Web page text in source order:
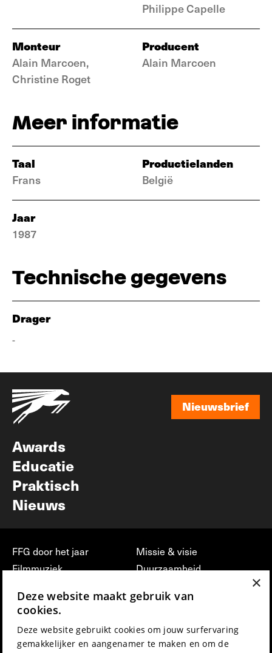
Philippe Capelle
Monteur
Alain Marcoen,
Christine Roget
Producent
Alain Marcoen
Meer informatie
Taal
Frans
Productielanden
België
Jaar
1987
Technische gegevens
Drager
-
Nieuwsbrief
Awards
Educatie
Praktisch
Nieuws
FFG door het jaar
Filmmuziek
Press & Industry
Film Fest Friends
Missie & visie
Duurzaamheid
vrijwilligerswerk bij FFG
Privacy & Disclaimer
×
Deze website maakt gebruik van
cookies.
Deze website gebruikt cookies om jouw surfervaring
gemakkelijker en aangenamer te maken en om de